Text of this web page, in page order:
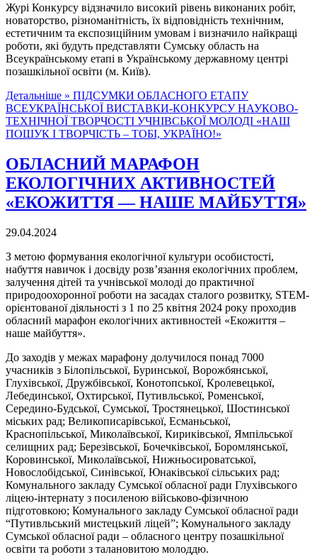
Журі Конкурсу відзначило високий рівень виконаних робіт,
новаторство, різноманітність, їх відповідність технічним,
естетичним та експозиційним умовам і визначило найкращі
роботи, які будуть представляти Сумську область на
Всеукраїнському етапі в Українському державному центрі
позашкільної освіти (м. Київ).
Детальніше » ПІДСУМКИ ОБЛАСНОГО ЕТАПУ
ВСЕУКРАЇНСЬКОЇ ВИСТАВКИ-КОНКУРСУ НАУКОВО-
ТЕХНІЧНОЇ ТВОРЧОСТІ УЧНІВСЬКОЇ МОЛОДІ «НАШ
ПОШУК І ТВОРЧІСТЬ – ТОБІ, УКРАЇНО!»
ОБЛАСНИЙ МАРАФОН
ЕКОЛОГІЧНИХ АКТИВНОСТЕЙ
«ЕКОЖИТТЯ — НАШЕ МАЙБУТТЯ»
29.04.2024
З метою формування екологічної культури особистості,
набуття навичок і досвіду розв’язання екологічних проблем,
залучення дітей та учнівської молоді до практичної
природоохоронної роботи на засадах сталого розвитку, STEM-
орієнтованої діяльності з 1 по 25 квітня 2024 року проходив
обласний марафон екологічних активностей «Екожиття –
наше майбуття».
До заходів у межах марафону долучилося понад 7000
учасників з Білопільської, Буринської, Ворожбянської,
Глухівської, Дружбівської, Конотопської, Кролевецької,
Лебединської, Охтирської, Путивльської, Роменської,
Середино-Будської, Сумської, Тростянецької, Шостинської
міських рад; Великописарівської, Есманьської,
Краснопільської, Миколаївської, Кириківської, Ямпільської
селищних рад; Березівської, Бочечківської, Боромлянської,
Коровинської, Миколаївської, Нижньосироватської,
Новослобідської, Синівської, Юнаківської сільських рад;
Комунального закладу Сумської обласної ради Глухівського
ліцею-інтернату з посиленою військово-фізичною
підготовкою; Комунального закладу Сумської обласної ради
“Путивльський мистецький ліцей”; Комунального закладу
Сумської обласної ради – обласного центру позашкільної
освіти та роботи з талановитою молоддю.